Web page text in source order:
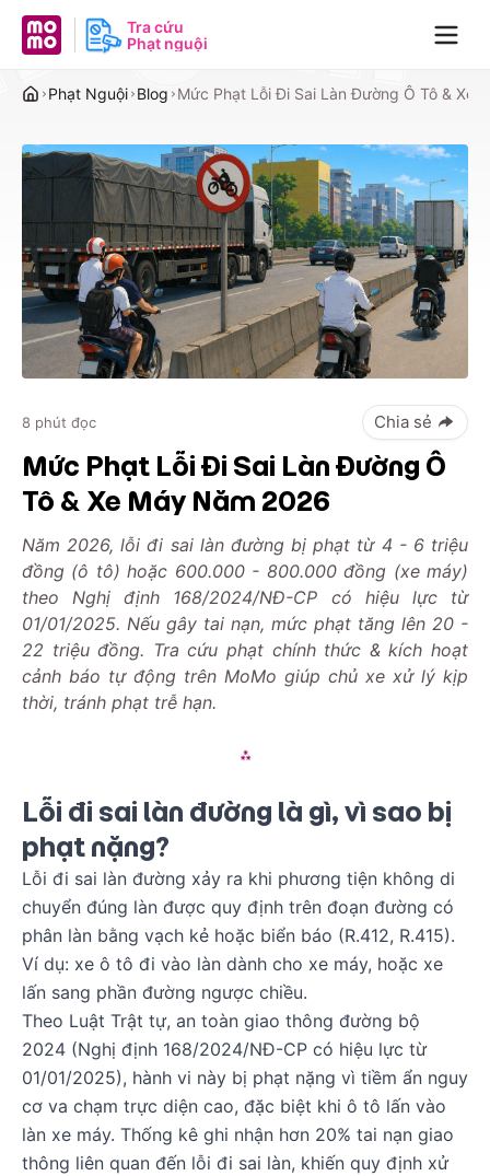
MoMo - Ứng dụng tài chính
Tra cứu
Phạt nguội
Trang chủ
Phạt Nguội Blog Mức Phạt Lỗi Đi Sai Làn Đường Ô Tô & Xe
8 phút đọc Chia sẻ
Mức Phạt Lỗi Đi Sai Làn Đường Ô
Tô & Xe Máy Năm 2026
Năm 2026, lỗi đi sai làn đường bị phạt từ 4 - 6 triệu
đồng (ô tô) hoặc 600.000 - 800.000 đồng (xe máy)
theo Nghị định 168/2024/NĐ-CP có hiệu lực từ
01/01/2025. Nếu gây tai nạn, mức phạt tăng lên 20 -
22 triệu đồng. Tra cứu phạt chính thức & kích hoạt
cảnh báo tự động trên MoMo giúp chủ xe xử lý kịp
thời, tránh phạt trễ hạn.
Lỗi đi sai làn đường là gì, vì sao bị
phạt nặng?
Lỗi đi sai làn đường xảy ra khi phương tiện không di
chuyển đúng làn được quy định trên đoạn đường có
phân làn bằng vạch kẻ hoặc biển báo (R.412, R.415).
Ví dụ: xe ô tô đi vào làn dành cho xe máy, hoặc xe
lấn sang phần đường ngược chiều.
Theo Luật Trật tự, an toàn giao thông đường bộ
2024 (Nghị định 168/2024/NĐ-CP có hiệu lực từ
01/01/2025), hành vi này bị phạt nặng vì tiềm ẩn nguy
cơ va chạm trực diện cao, đặc biệt khi ô tô lấn vào
làn xe máy. Thống kê ghi nhận hơn 20% tai nạn giao
thông liên quan đến lỗi đi sai làn, khiến quy định xử